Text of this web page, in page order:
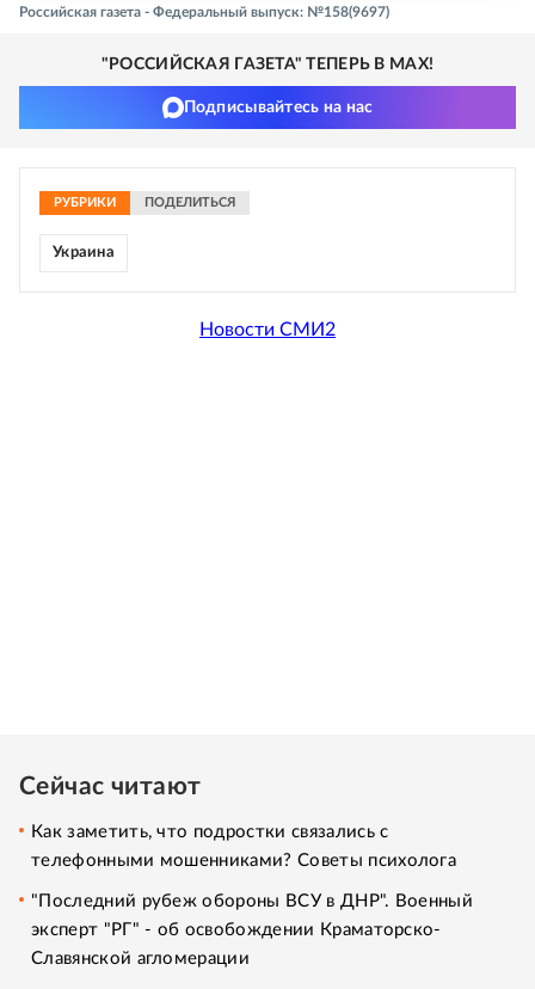
Российская газета - Федеральный выпуск: №158(9697)
"РОССИЙСКАЯ ГАЗЕТА" ТЕПЕРЬ В MAX!
Подписывайтесь на нас
РУБРИКИ ПОДЕЛИТЬСЯ
Украина
Новости СМИ2
Сейчас читают
Как заметить, что подростки связались с
телефонными мошенниками? Советы психолога
"Последний рубеж обороны ВСУ в ДНР". Военный
эксперт "РГ" - об освобождении Краматорско-
Славянской агломерации